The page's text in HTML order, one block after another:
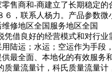
售商和-商建立了长期稳定
，联系人杨力。产品参数
售后维修地区全国服务地
良好的经营模式和对行业
采用陆运；水运；空运作为
最全面、本地化的有效服务
质量流量计，科氏质量